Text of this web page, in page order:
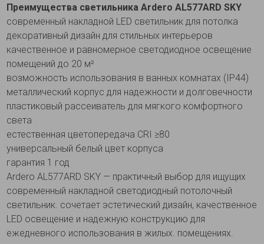
Преимущества светильника Ardero AL577ARD SKY
современный накладной LED светильник для потолка
декоративный дизайн для стильных интерьеров
качественное и равномерное светодиодное освещение
помещений до 20 м²
возможность использования в ванных комнатах (IP44)
металлический корпус для надежности и долговечности
пластиковый рассеиватель для мягкого комфортного
света
естественная цветопередача CRI ≥80
универсальный белый цвет корпуса
гарантия 1 год
Ardero AL577ARD SKY — практичный выбор для ищущих
современный накладной светодиодный потолочный
светильник. сочетает эстетический дизайн, качественное
LED освещение и надежную конструкцию для
ежедневного использования в жилых. помещениях.